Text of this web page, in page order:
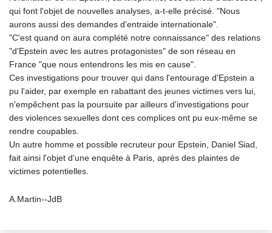
qui font l'objet de nouvelles analyses, a-t-elle précisé. "Nous
aurons aussi des demandes d'entraide internationale".
"C'est quand on aura complété notre connaissance" des relations
"d'Epstein avec les autres protagonistes" de son réseau en
France "que nous entendrons les mis en cause".
Ces investigations pour trouver qui dans l'entourage d'Epstein a
pu l'aider, par exemple en rabattant des jeunes victimes vers lui,
n'empêchent pas la poursuite par ailleurs d'investigations pour
des violences sexuelles dont ces complices ont pu eux-même se
rendre coupables.
Un autre homme et possible recruteur pour Epstein, Daniel Siad,
fait ainsi l'objet d'une enquête à Paris, après des plaintes de
victimes potentielles.
A.Martin--JdB